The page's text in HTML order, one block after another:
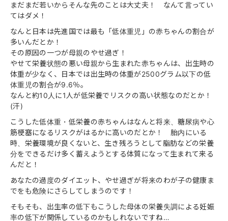
まだまだ若いからそんな先のことは大丈夫！ なんて言ってい
てはダメ！
なんと日本は先進国では最も「低体重児」の赤ちゃんの割合が
多いんだとか！
その原因の一つが母親のやせ過ぎ！
やせて栄養状態の悪い母親から生まれた赤ちゃんは、出生時の
体重が少なく、日本では出生時の体重が2500グラム以下の低
体重児の割合が9.6％。
なんと約10人に1人が低栄養でリスクの高い状態なのだとか！
(汗)
こうした低体重・低栄養の赤ちゃんはなんと将来、糖尿病や心
筋梗塞になるリスクがはるかに高いのだとか！ 胎内にいる
時、栄養環境が良くないと、生き残ろうとして脂肪などの栄養
分をできるだけ多く蓄えようとする体質になって生まれて来る
んだと！
あなたの過度のダイエット、やせ過ぎが将来のわが子の健康ま
でをも危険にさらしてしまうのです！
そもそも、出生率の低下もこうした母体の栄養失調による妊娠
率の低下が関係しているのかもしれないですね…